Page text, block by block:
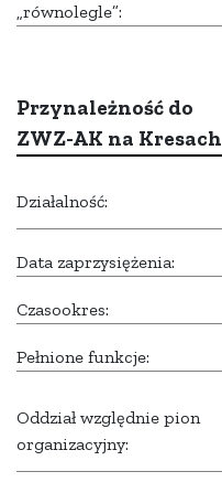
„równolegle”:
Przynależność do
ZWZ-AK na Kresach
Działalność:
Data zaprzysiężenia:
Czasookres:
Pełnione funkcje:
Oddział względnie pion
organizacyjny: